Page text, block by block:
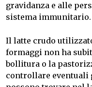
gravidanza e alle
sistema immunitario.
Il latte crudo
formaggi non ha
bollitura o la
controllare eventuali